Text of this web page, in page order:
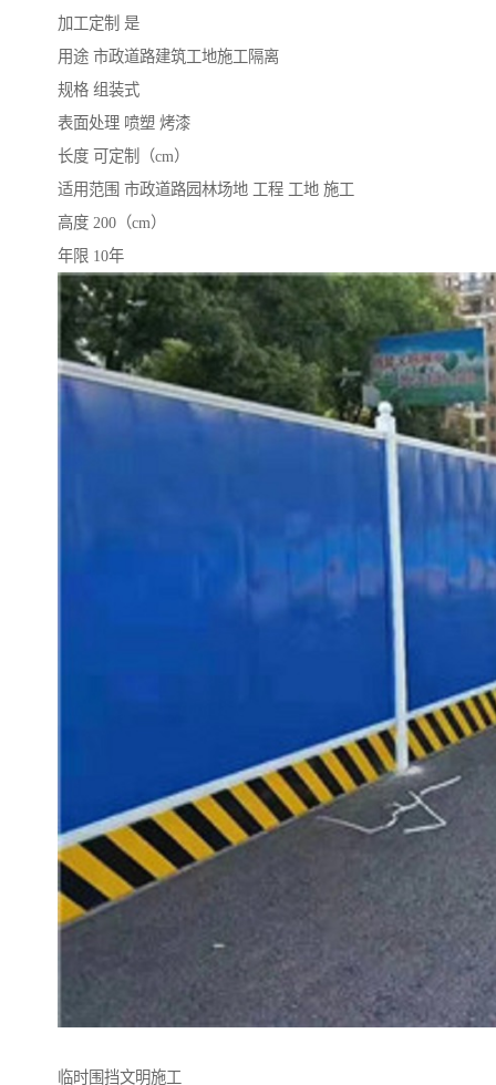
加工定制 是
用途 市政道路建筑工地施工隔离
规格 组装式
表面处理 喷塑 烤漆
长度 可定制（cm）
适用范围 市政道路园林场地 工程 工地 施工
高度 200（cm）
年限 10年
临时围挡文明施工